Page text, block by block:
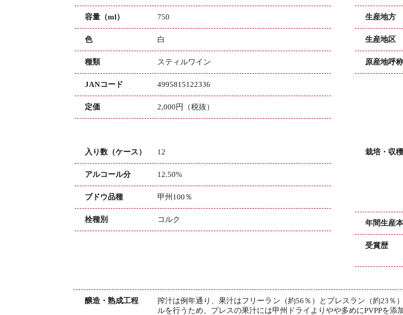
容量（ml） 750
色 白
種類 スティルワイン
JANコード 4995815122336
定価 2,000円（税抜）
生産地方
生産地区
原産地呼
入り数（ケース） 12
アルコール分 12.50%
ブドウ品種 甲州100％
栓種別 コルク
栽培・収
年間生産
受賞歴
醸造・熟成工程
搾汁は例年通り、果汁はフリーラン（約56％）とプレスラン（約23％
ルを行うため、プレスの果汁には甲州ドライよりやや多めにPVPPを